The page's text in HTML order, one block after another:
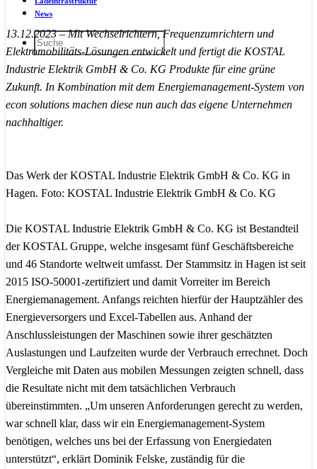
News
13.12.2023 – Mit Wechselrichtern, Frequenzumrichtern und
Elektromobilitäts-Lösungen entwickelt und fertigt die KOSTAL
Industrie Elektrik GmbH & Co. KG Produkte für eine grüne
Zukunft. In Kombination mit dem Energiemanagement-System von
econ solutions machen diese nun auch das eigene Unternehmen
nachhaltiger.
Das Werk der KOSTAL Industrie Elektrik GmbH & Co. KG in
Hagen. Foto: KOSTAL Industrie Elektrik GmbH & Co. KG
Die KOSTAL Industrie Elektrik GmbH & Co. KG ist Bestandteil
der KOSTAL Gruppe, welche insgesamt fünf Geschäftsbereiche
und 46 Standorte weltweit umfasst. Der Stammsitz in Hagen ist seit
2015 ISO-50001-zertifiziert und damit Vorreiter im Bereich
Energiemanagement. Anfangs reichten hierfür der Hauptzähler des
Energieversorgers und Excel-Tabellen aus. Anhand der
Anschlussleistungen der Maschinen sowie ihrer geschätzten
Auslastungen und Laufzeiten wurde der Verbrauch errechnet. Doch
Vergleiche mit Daten aus mobilen Messungen zeigten schnell, dass
die Resultate nicht mit dem tatsächlichen Verbrauch
übereinstimmten. „Um unseren Anforderungen gerecht zu werden,
war schnell klar, dass wir ein Energiemanagement-System
benötigen, welches uns bei der Erfassung von Energiedaten
unterstützt“, erklärt Dominik Felske, zuständig für die